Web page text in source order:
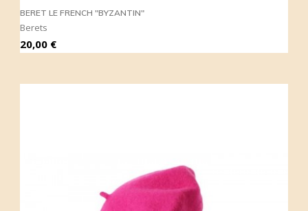
BERET LE FRENCH "BYZANTIN"
Berets
Prix
20,00 €